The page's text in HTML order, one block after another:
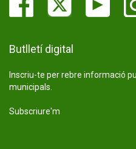
Butlletí digital
Inscriu-te per rebre informació
municipals.
Subscriure'm